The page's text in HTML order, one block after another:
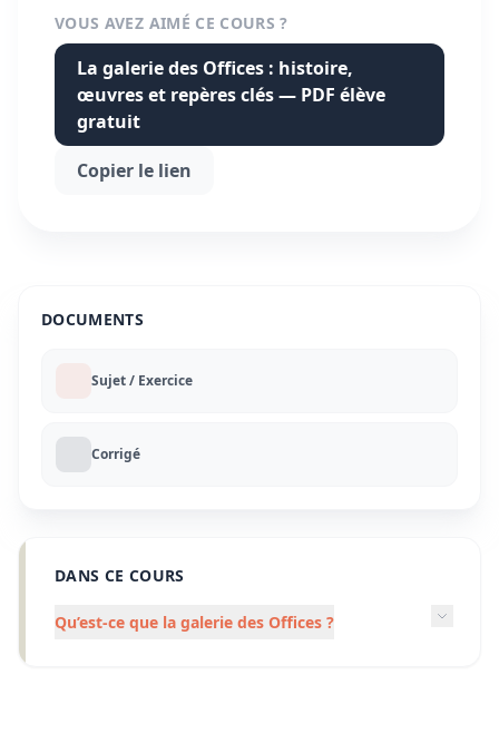
DOCUMENTS
Sujet / Exercice
Corrigé
DANS CE COURS
Qu’est-ce que la galerie des Offices ?
VOUS AVEZ AIMÉ CE COURS ?
La galerie des Offices : histoire,
œuvres et repères clés — PDF élève
gratuit
Copier le lien